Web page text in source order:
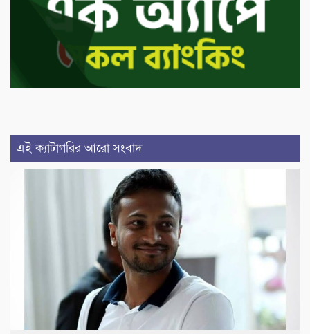
এই ক্যাটাগরির আরো সংবাদ